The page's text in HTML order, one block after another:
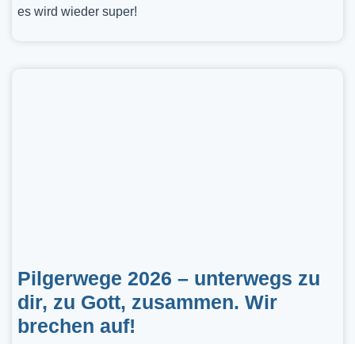
es wird wieder super!
Pilgerwege 2026 – unterwegs zu
dir, zu Gott, zusammen. Wir
brechen auf!